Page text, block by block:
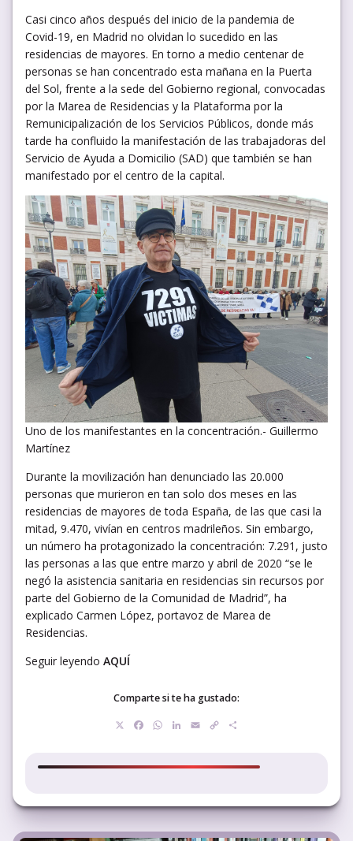
Casi cinco años después del inicio de la pandemia de
Covid-19, en Madrid no olvidan lo sucedido en las
residencias de mayores. En torno a medio centenar de
personas se han concentrado esta mañana en la Puerta
del Sol, frente a la sede del Gobierno regional, convocadas
por la Marea de Residencias y la Plataforma por la
Remunicipalización de los Servicios Públicos, donde más
tarde ha confluido la manifestación de las trabajadoras del
Servicio de Ayuda a Domicilio (SAD) que también se han
manifestado por el centro de la capital.
Uno de los manifestantes en la concentración.- Guillermo
Martínez
Durante la movilización han denunciado las 20.000
personas que murieron en tan solo dos meses en las
residencias de mayores de toda España, de las que casi la
mitad, 9.470, vivían en centros madrileños. Sin embargo,
un número ha protagonizado la concentración: 7.291, justo
las personas a las que entre marzo y abril de 2020 “se le
negó la asistencia sanitaria en residencias sin recursos por
parte del Gobierno de la Comunidad de Madrid”, ha
explicado Carmen López, portavoz de Marea de
Residencias.
Seguir leyendo AQUÍ
Comparte si te ha gustado:
Facebook
WhatsApp
LinkedIn
EmailCopy